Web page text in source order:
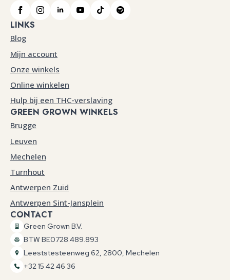
LINKS
Blog
Mijn account
Onze winkels
Online winkelen
Hulp bij een THC-verslaving
GREEN GROWN WINKELS
Brugge
Leuven
Mechelen
Turnhout
Antwerpen Zuid
Antwerpen Sint-Jansplein
CONTACT
Green Grown B.V.
BTW BE0728.489.893
Leeststesteenweg 62, 2800, Mechelen
+32 15 42 46 36